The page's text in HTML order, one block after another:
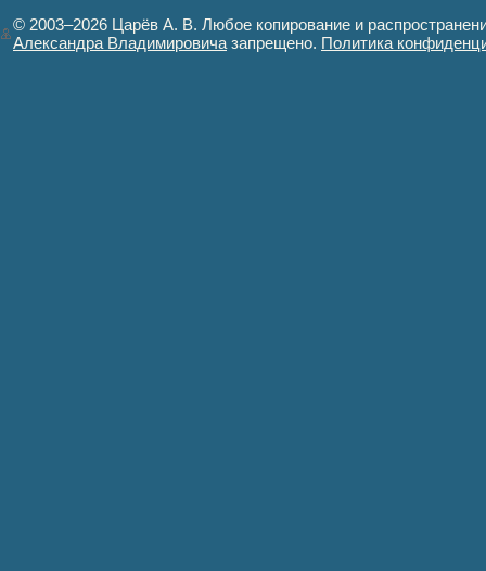
© 2003–2026 Царёв А. В. Любое копирование и
Александра Владимировича запрещено. Политика
Авторизация